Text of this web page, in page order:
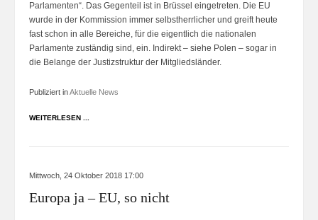
Parlamenten“. Das Gegenteil ist in Brüssel eingetreten. Die EU
wurde in der Kommission immer selbstherrlicher und greift heute
fast schon in alle Bereiche, für die eigentlich die nationalen
Parlamente zuständig sind, ein. Indirekt – siehe Polen – sogar in
die Belange der Justizstruktur der Mitgliedsländer.
Publiziert inAktuelle News
WEITERLESEN ...
Mittwoch, 24 Oktober 2018 17:00
Europa ja – EU, so nicht